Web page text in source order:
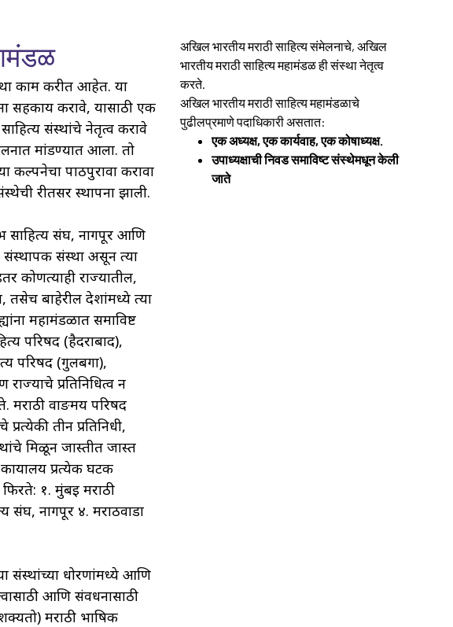
काम करीत आहेत. या
सहकार्य करावे, यासाठी एक
संस्थांचे नेतृत्व करावे
मांडण्यात आला. तो
कल्पनेचा पाठपुरावा करावा
रीतसर स्थापना झाली.
साहित्य संघ, नागपूर आणि
संस्थापक संस्था असून त्या
कोणत्याही राज्यातील,
तसेच बाहेरील देशांमध्ये त्या
महामंडळात समाविष्ट
परिषद (हैदराबाद),
परिषद (गुलबर्गा),
प्रतिनिधित्व न
मराठी वाङमय परिषद
तीन प्रतिनिधी,
मिळून जास्तीत जास्त
प्रत्येक घटक
१. मुंबई मराठी
संघ, नागपूर ४. मराठवाडा
संस्थांच्या धोरणांमध्ये आणि
आणि संवर्धनासाठी
मराठी भाषिक
अखिल भारतीय मराठी साहित्य संमेलनाचे, अखिल
भारतीय मराठी साहित्य महामंडळ ही संस्था नेतृत्व
करते.
अखिल भारतीय मराठी साहित्य महामंडळाचे
पुढीलप्रमाणे पदाधिकारी असतात:
एक अध्यक्ष, एक कार्यवाह, एक कोषाध्यक्ष.
उपाध्यक्षाची निवड समाविष्ट संस्थेमधून केली
जाते